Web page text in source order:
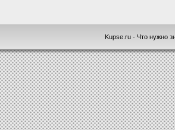
Kupse.ru - Что нужно